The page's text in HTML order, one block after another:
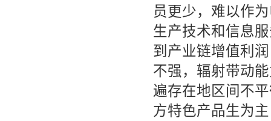
员更少，难以作
生产技术和信息
到产业链增值利
不强，辐射带动
遍存在地区间不
方特色产品生为